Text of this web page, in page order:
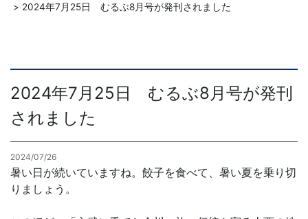
発送代行・全国流通（ロジスティクス）
デジタルコンテンツ制作・撮影・その他
社員ブログ
お問合せ
2024年7月25日 むるぶ8月号が発刊されました
2024年7月25日 むるぶ8月号が発刊
されました
2024/07/26
暑い日が続いていますね。餃子を食べて、暑い夏を乗り切
りましょう。